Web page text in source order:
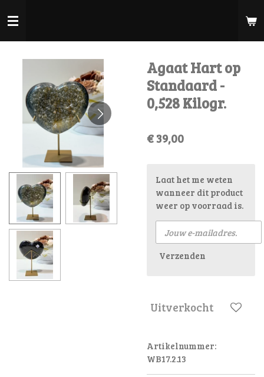
direct
Agaat Hart op
Standaard -
0,528 Kilogr.
€ 39,00
Laat het me weten
wanneer dit product
weer op voorraad is.
Verzenden
Uitverkocht
Artikelnummer:
WB17.2.13